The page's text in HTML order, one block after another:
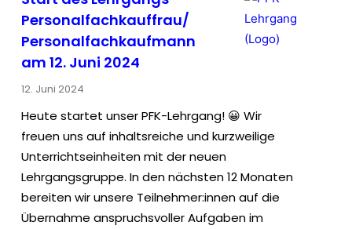
Personalfachkauffrau/
Personalfachkaufmann
am 12. Juni 2024
12. Juni 2024
Heute startet unser PFK-Lehrgang! 😀 Wir
freuen uns auf inhaltsreiche und kurzweilige
Unterrichtseinheiten mit der neuen
Lehrgangsgruppe. In den nächsten 12 Monaten
bereiten wir unsere Teilnehmer:innen auf die
Übernahme anspruchsvoller Aufgaben im